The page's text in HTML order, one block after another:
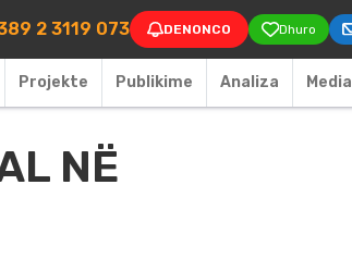
2 3119 073 DENONCO Dhuro
Projekte Publikime Аnaliza Media
NË